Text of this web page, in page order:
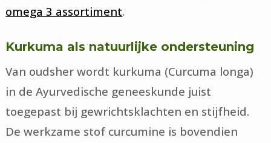
omega 3 assortiment.
Kurkuma als natuurlijke ondersteuning
Van oudsher wordt kurkuma (Curcuma longa)
in de Ayurvedische geneeskunde juist
toegepast bij gewrichtsklachten en stijfheid.
De werkzame stof curcumine is bovendien